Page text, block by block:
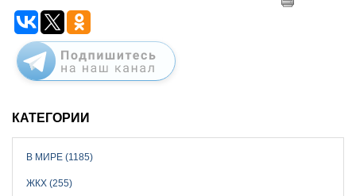
КАТЕГОРИИ
В МИРЕ (1185)
ЖКХ (255)